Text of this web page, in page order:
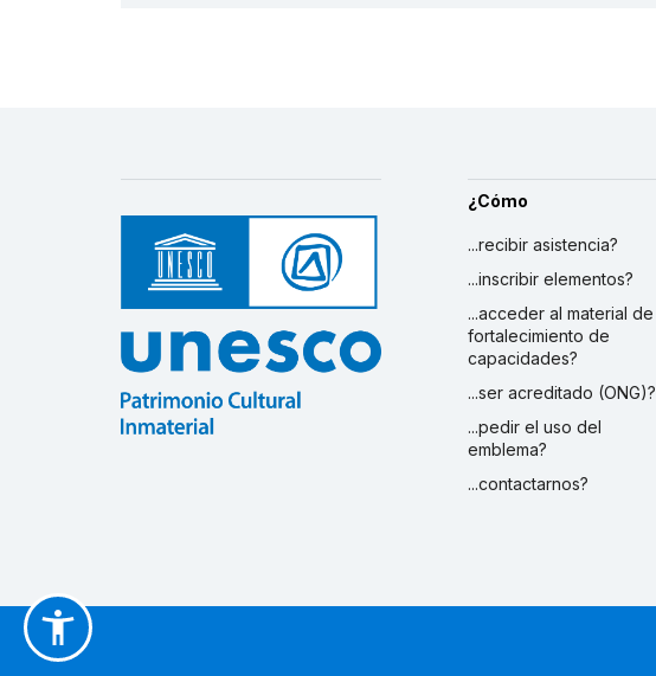
¿Cómo
...recibir asistencia?
...inscribir elementos?
...acceder al material de
fortalecimiento de
capacidades?
...ser acreditado (ONG)?
...pedir el uso del
emblema?
...contactarnos?